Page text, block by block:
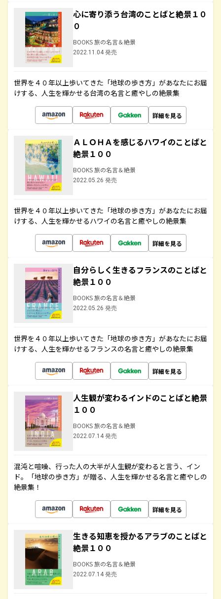
心に寄り添う台湾のことばと絶景１０
０
BOOKS 旅の名言＆絶景
2022.11.04 発売
世界を４０年以上歩いてきた「地球の歩き方」があなたにお届
けする、人生を輝かせる台湾の名言と癒やしの絶景集
詳細を見る
ＡＬＯＨＡを感じるハワイのことばと
絶景１００
BOOKS 旅の名言＆絶景
2022.05.26 発売
世界を４０年以上歩いてきた「地球の歩き方」があなたにお届
けする、人生を輝かせるハワイの名言と癒やしの絶景集
詳細を見る
自分らしく生きるフランスのことばと
絶景１００
BOOKS 旅の名言＆絶景
2022.05.26 発売
世界を４０年以上歩いてきた「地球の歩き方」があなたにお届
けする、人生を輝かせるフランスの名言と癒やしの絶景集
詳細を見る
人生観が変わるインドのことばと絶景
１００
BOOKS 旅の名言＆絶景
2022.07.14 発売
混沌と喧噪、行った人の大半が人生観が変わると言う、イン
ド。「地球の歩き方」が贈る、人生を輝かせる名言と癒やしの
絶景集！
詳細を見る
生きる知恵を授かるアラブのことばと
絶景１００
BOOKS 旅の名言＆絶景
2022.07.14 発売